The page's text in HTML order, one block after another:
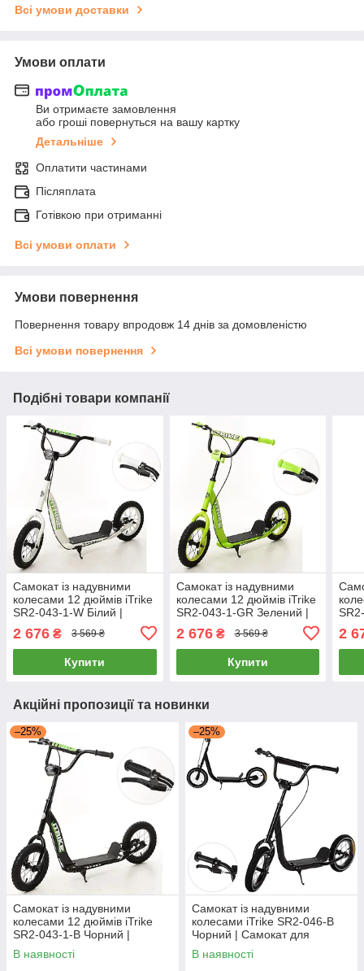
Всі умови доставки
Умови оплати
Ви отримаєте замовлення
або гроші повернуться на вашу картку
Детальніше
Оплатити частинами
Післяплата
Готівкою при отриманні
Всі умови оплати
Умови повернення
Повернення товару впродовж 14 днів за домовленістю
Всі умови повернення
Подібні товари компанії
Самокат із надувними
колесами 12 дюймів iTrike
SR2-043-1-W Білий |
2 676 ₴ 3 569 ₴
Купити
Самокат із надувними
колесами 12 дюймів iTrike
SR2-043-1-GR Зелений |
2 676₴ 3 569 ₴
Купити
2
Акційні пропозиції та новинки
–25%
Самокат із надувними
колесами 12 дюймів iTrike
SR2-043-1-B Чорний |
Самокат для підлітка
В наявності
–25%
Самокат із надувними
колесами iTrike SR2-046-B
Чорний | Самокат для
підлітка
В наявності